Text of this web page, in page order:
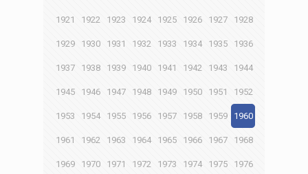
1921 1922 1923 1924 1925 1926 1927 1928
1929 1930 1931 1932 1933 1934 1935 1936
1937 1938 1939 1940 1941 1942 1943 1944
1945 1946 1947 1948 1949 1950 1951 1952
1953 1954 1955 1956 1957 1958 1959 1960
1961 1962 1963 1964 1965 1966 1967 1968
1969 1970 1971 1972 1973 1974 1975 1976